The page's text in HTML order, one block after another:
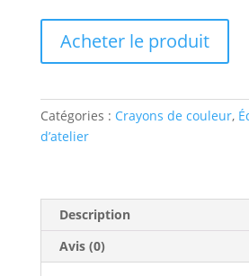
Acheter le produit
Catégories : Crayons de couleur,
d’atelier
Description
Avis (0)